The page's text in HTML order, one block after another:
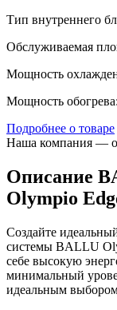
Тип внутреннего
Обслуживаемая
Мощность
Мощность
Подробнее о товаре
Наша компания —
Описание
Olympio
Создайте
системы BALLU
себе высокую
минимальный
идеальным